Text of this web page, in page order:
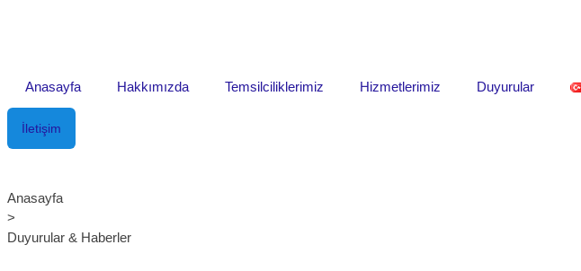
Anasayfa Hakkımızda Temsilciliklerimiz Hizmetlerimiz Duyurular
İletişim
Anasayfa
>
Duyurular & Haberler